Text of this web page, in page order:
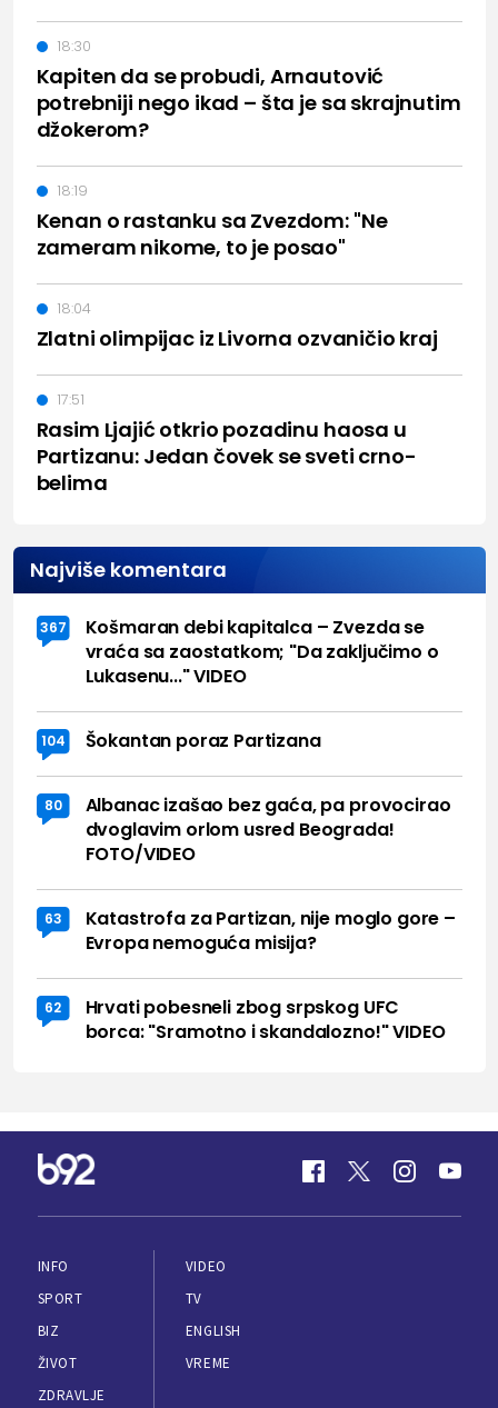
Kapiten da se probudi, Arnautović
potrebniji nego ikad – šta je sa skrajnutim
džokerom?
18:30
Kenan o rastanku sa Zvezdom: "Ne
zameram nikome, to je posao"
18:19
Zlatni olimpijac iz Livorna ozvaničio kraj
18:04
Rasim Ljajić otkrio pozadinu haosa u
Partizanu: Jedan čovek se sveti crno-
belima
17:51
Najviše komentara
367
Košmaran debi kapitalca – Zvezda se
vraća sa zaostatkom; "Da zaključimo o
Lukasenu..." VIDEO
104 Šokantan poraz Partizana
80
Albanac izašao bez gaća, pa provocirao
dvoglavim orlom usred Beograda!
FOTO/VIDEO
63
Katastrofa za Partizan, nije moglo gore –
Evropa nemoguća misija?
62
Hrvati pobesneli zbog srpskog UFC
borca: "Sramotno i skandalozno!" VIDEO
INFO
SPORT
BIZ
ŽIVOT
ZDRAVLJE
VIDEO
TV
ENGLISH
VREME